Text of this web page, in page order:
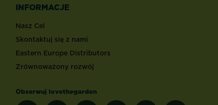
INFORMACJE
Nasz Cel
Skontaktuj się z nami
Eastern Europe Distributors
Zrównoważony rozwój
Obserwuj lovethegarden